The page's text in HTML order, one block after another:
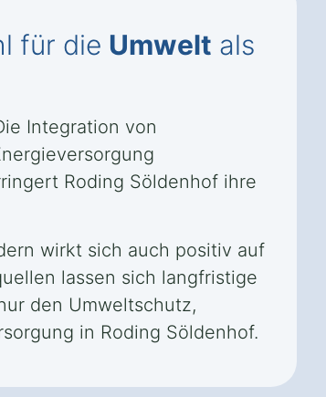
für die Umwelt als
Integration von
Roding Söldenhof ihre
wirkt sich auch positiv auf
lassen sich langfristige
den Umweltschutz,
in Roding Söldenhof.